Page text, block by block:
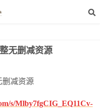
无删减资源
删减资源
s/Mlby7fgCIG_EQ11Cv-